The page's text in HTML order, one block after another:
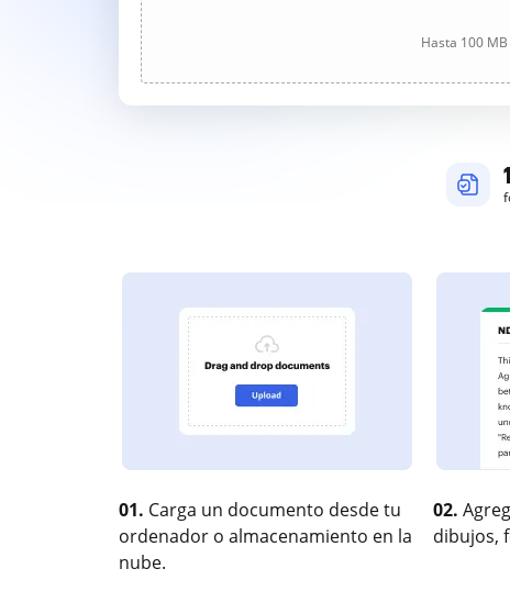
Hasta 100 MB
01. Carga un documento desde tu
ordenador o almacenamiento en la
nube.
02.
dibujos,